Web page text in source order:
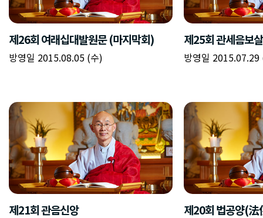
제26회 여래십대발원문 (마지막회)
방영일 2015.08.05 (수)
제25회 관세음보
방영일 2015.07.29
제21회 관음신앙 제20회 법공양(